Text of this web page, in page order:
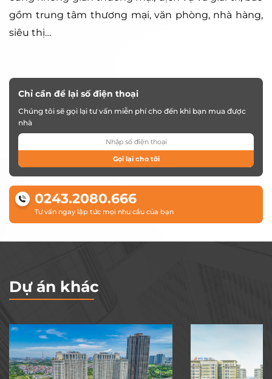
gồm trung tâm thương mại, văn phòng, nhà hàng,
siêu thị…
Chỉ cần để lại số điện thoại
Chúng tôi sẽ gọi lại tư vấn miễn phí cho đến khi bạn mua được
nhà
Gọi lại cho tôi
0243.2080.666
Tư vấn ngay lập tức mọi nhu cầu của bạn
Dự án khác